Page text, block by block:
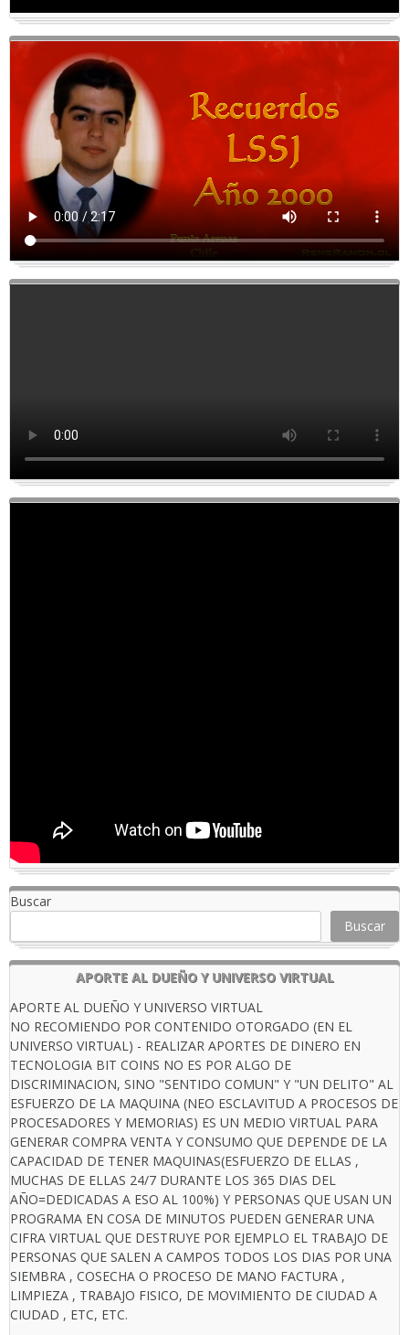
Buscar
Buscar
APORTE AL DUEÑO Y UNIVERSO VIRTUAL
APORTE AL DUEÑO Y UNIVERSO VIRTUAL
NO RECOMIENDO POR CONTENIDO OTORGADO (EN EL
UNIVERSO VIRTUAL) - REALIZAR APORTES DE DINERO EN
TECNOLOGIA BIT COINS NO ES POR ALGO DE
DISCRIMINACION, SINO "SENTIDO COMUN" Y "UN DELITO" AL
ESFUERZO DE LA MAQUINA (NEO ESCLAVITUD A PROCESOS DE
PROCESADORES Y MEMORIAS) ES UN MEDIO VIRTUAL PARA
GENERAR COMPRA VENTA Y CONSUMO QUE DEPENDE DE LA
CAPACIDAD DE TENER MAQUINAS(ESFUERZO DE ELLAS ,
MUCHAS DE ELLAS 24/7 DURANTE LOS 365 DIAS DEL
AÑO=DEDICADAS A ESO AL 100%) Y PERSONAS QUE USAN UN
PROGRAMA EN COSA DE MINUTOS PUEDEN GENERAR UNA
CIFRA VIRTUAL QUE DESTRUYE POR EJEMPLO EL TRABAJO DE
PERSONAS QUE SALEN A CAMPOS TODOS LOS DIAS POR UNA
SIEMBRA , COSECHA O PROCESO DE MANO FACTURA ,
LIMPIEZA , TRABAJO FISICO, DE MOVIMIENTO DE CIUDAD A
CIUDAD , ETC, ETC.